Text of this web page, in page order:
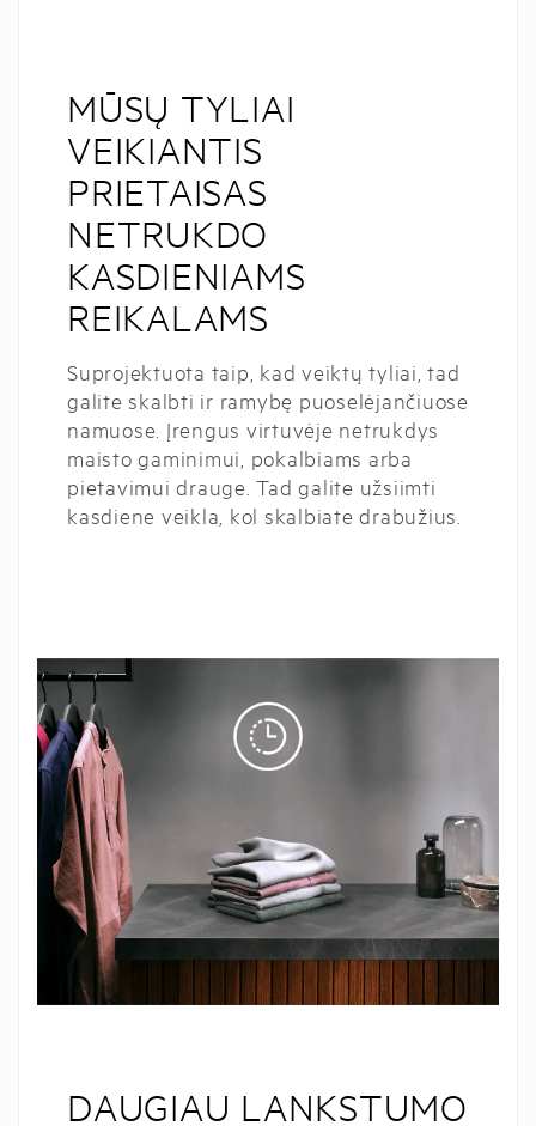
MŪSŲ TYLIAI
VEIKIANTIS
PRIETAISAS
NETRUKDO
KASDIENIAMS
REIKALAMS
Suprojektuota taip, kad veiktų tyliai, tad
galite skalbti ir ramybę puoselėjančiuose
namuose. Įrengus virtuvėje netrukdys
maisto gaminimui, pokalbiams arba
pietavimui drauge. Tad galite užsiimti
kasdiene veikla, kol skalbiate drabužius.
DAUGIAU LANKSTUMO